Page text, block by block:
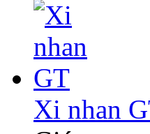
Xi nhan